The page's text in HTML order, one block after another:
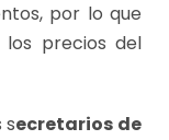
por lo que
los precios del
secretarios de